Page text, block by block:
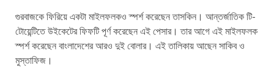
গুরবাজকে ফিরিয়ে একটা মাইলফলকও স্পর্শ করেছেন তাসকিন। আন্তর্জাতিক টি-
টোয়েন্টিতে উইকেটের ফিফটি পূর্ণ করেছেন এই পেসার। তার আগে এই মাইলফলক
স্পর্শ করেছেন বাংলাদেশের আরও দুই বোলার। এই তালিকায় আছেন সাকিব ও
মুস্তাফিজ।